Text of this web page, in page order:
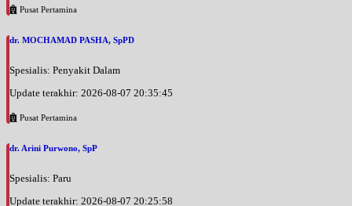
Pusat Pertamina
dr. MOCHAMAD PASHA, SpPD
Spesialis: Penyakit Dalam
Update terakhir: 2026-08-07 20:35:45
Pusat Pertamina
dr. Arini Purwono, SpP
Spesialis: Paru
Update terakhir: 2026-08-07 20:25:58